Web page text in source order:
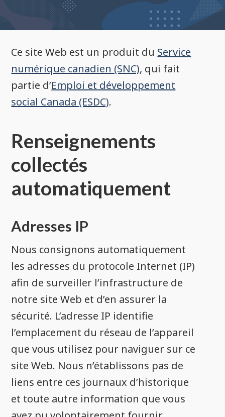
Ce site Web est un produit du Service
numérique canadien (SNC), qui fait
partie d’Emploi et développement
social Canada (ESDC).
Renseignements
collectés
automatiquement
Adresses IP
Nous consignons automatiquement
les adresses du protocole Internet (IP)
afin de surveiller l’infrastructure de
notre site Web et d’en assurer la
sécurité. L’adresse IP identifie
l’emplacement du réseau de l’appareil
que vous utilisez pour naviguer sur ce
site Web. Nous n’établissons pas de
liens entre ces journaux d’historique
et toute autre information que vous